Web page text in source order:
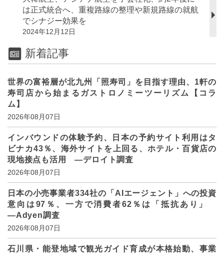
は正式統合へ、重複路線の整理や新規路線の就航
でシナジー効果を
2024年12月12日
新着記事
世界の富裕層が北九州「照寿司」を目指す理由、1軒の
寿司店から始まるガストロノミーツーリズム【コラ
ム】
2026年08月07日
インバウンドの体験予約、日本の予約サイト利用はタ
ビナカ43％、海外サイトを上回る、ホテル・百貨店の
現地接点も活用 ―デロイト調査
2026年08月07日
日本の小売事業者334社の「AIエージェント」への投資
意向は97％、一方で消費者62％は「抵抗あり」
―Adyen調査
2026年08月07日
石川県・能登地域で観光ガイド育成が本格始動、事業